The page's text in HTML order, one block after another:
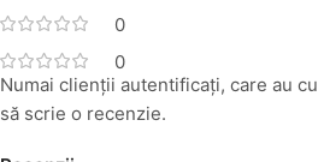
0
0
Numai clienții autentificați, care au
să scrie o recenzie.